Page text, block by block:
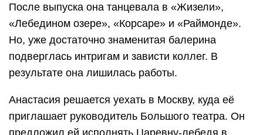
После выпуска она танцевала в «Жизели»,
«Лебедином озере», «Корсаре» и «Раймонде».
Но, уже достаточно знаменитая балерина
подверглась интригам и зависти коллег. В
результате она лишилась работы.
Анастасия решается уехать в Москву, куда её
приглашает руководитель Большого театра. Он
предложил ей исполнять Царевну-лебедя в